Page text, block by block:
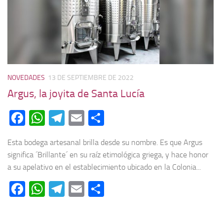
NOVEDADES 13 DE SEPTIEMBRE DE 2022
Argus, la joyita de Santa Lucía
Facebook
WhatsApp
Telegram
Email
Esta bodega artesanal brilla desde su nombre. Es que Argus
significa ´Brillante´ en su raíz etimológica griega, y hace honor
a su apelativo en el establecimiento ubicado en la Colonia...
Facebook
WhatsApp
Telegram
Email